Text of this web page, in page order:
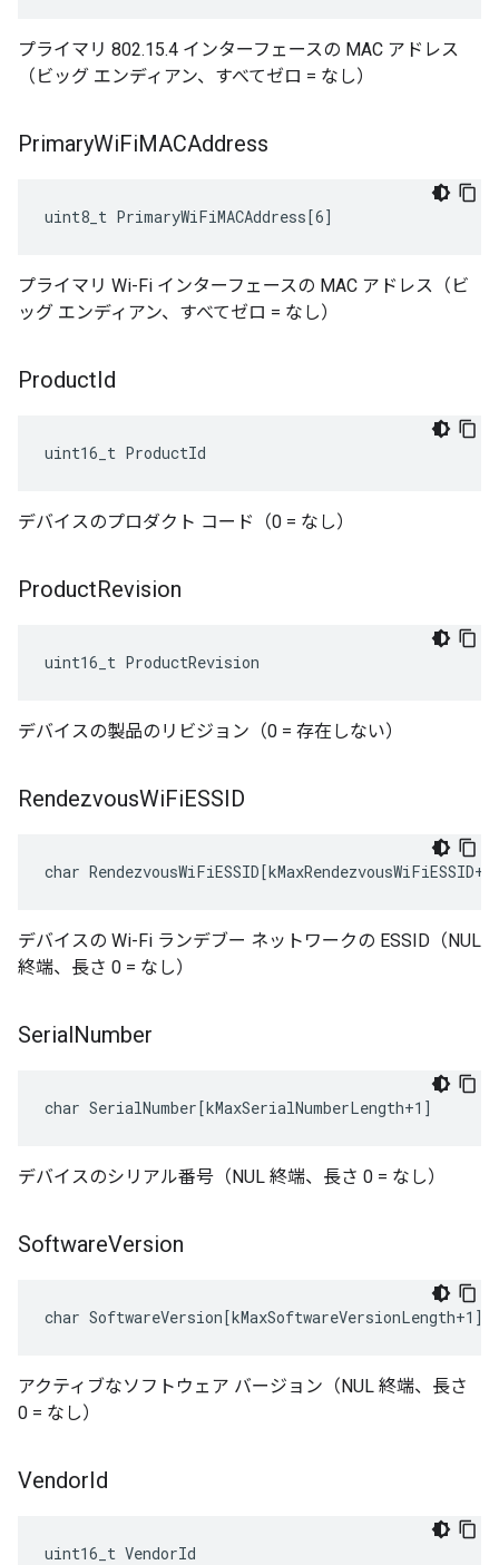
プライマリ 802.15.4 インターフェースの MAC アドレス
（ビッグ エンディアン、すべてゼロ = なし）
PrimaryWiFiMACAddress
uint8_t PrimaryWiFiMACAddress[6]
プライマリ Wi-Fi インターフェースの MAC アドレス（ビ
ッグ エンディアン、すべてゼロ = なし）
ProductId
uint16_t ProductId
デバイスのプロダクト コード（0 = なし）
ProductRevision
uint16_t ProductRevision
デバイスの製品のリビジョン（0 = 存在しない）
RendezvousWiFiESSID
char
デバイスの Wi-Fi ランデブー ネットワークの ESSID（NUL
終端、長さ 0 = なし）
SerialNumber
char SerialNumber[kMaxSerialNumberLength+1]
デバイスのシリアル番号（NUL 終端、長さ 0 = なし）
SoftwareVersion
char SoftwareVersion[kMaxSoftwareVersionLength+1]
アクティブなソフトウェア バージョン（NUL 終端、長さ
0 = なし）
VendorId
uint16_t VendorId